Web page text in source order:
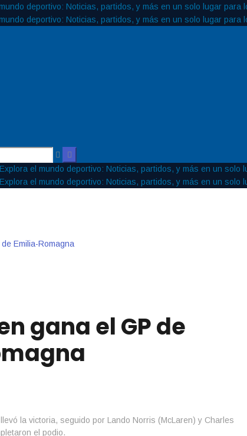
Emilia-Romagna
gana el GP de